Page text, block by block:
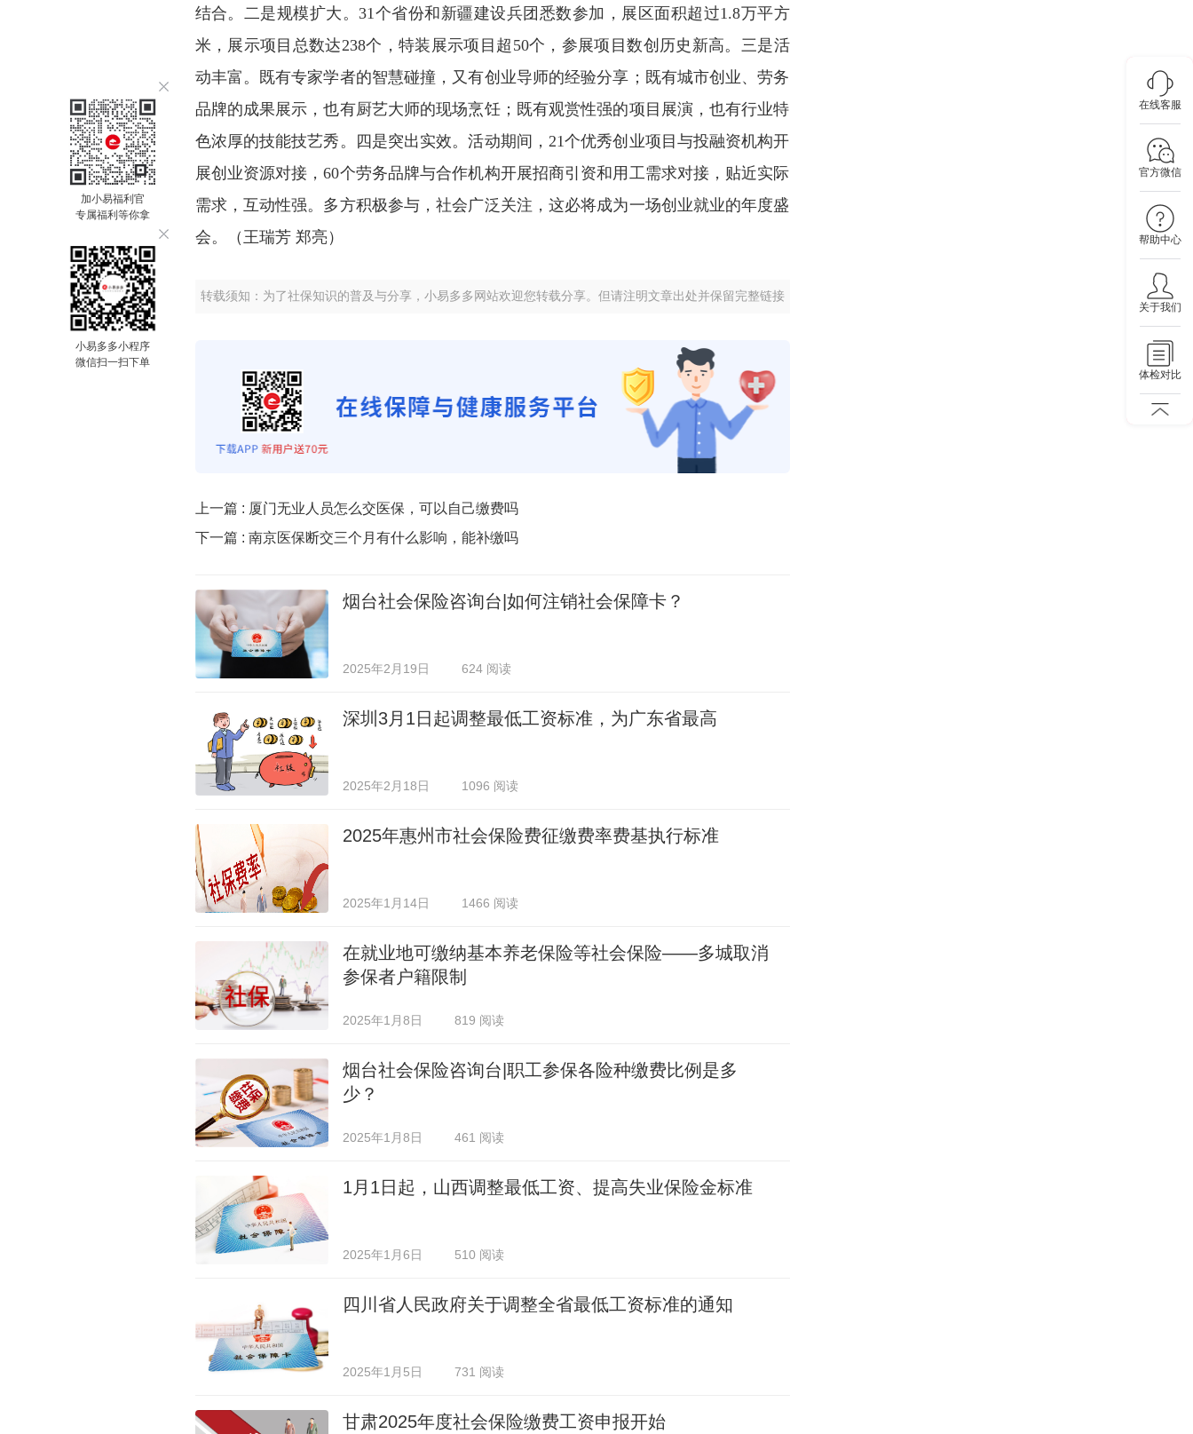
在线客服
官方微信
帮助中心
关于我们
体检对比
加小易福利官
专属福利等你拿
小易多多小程序
微信扫一扫下单
结合。二是规模扩大。31个省份和新疆建设兵团悉数参加，展区面积超过1.8万平方
米，展示项目总数达238个，特装展示项目超50个，参展项目数创历史新高。三是活
动丰富。既有专家学者的智慧碰撞，又有创业导师的经验分享；既有城市创业、劳务
品牌的成果展示，也有厨艺大师的现场烹饪；既有观赏性强的项目展演，也有行业特
色浓厚的技能技艺秀。四是突出实效。活动期间，21个优秀创业项目与投融资机构开
展创业资源对接，60个劳务品牌与合作机构开展招商引资和用工需求对接，贴近实际
需求，互动性强。多方积极参与，社会广泛关注，这必将成为一场创业就业的年度盛
会。（王瑞芳 郑亮）
转载须知：为了社保知识的普及与分享，小易多多网站欢迎您转载分享。但请注明文章出处并保留完整链接
上一篇 : 厦门无业人员怎么交医保，可以自己缴费吗
下一篇 : 南京医保断交三个月有什么影响，能补缴吗
烟台社会保险咨询台|如何注销社会保障卡？
2025年2月19日 624 阅读
深圳3月1日起调整最低工资标准，为广东省最高
2025年2月18日 1096 阅读
2025年惠州市社会保险费征缴费率费基执行标准
2025年1月14日 1466 阅读
在就业地可缴纳基本养老保险等社会保险——多城取消
参保者户籍限制
2025年1月8日 819 阅读
烟台社会保险咨询台|职工参保各险种缴费比例是多
少？
2025年1月8日 461 阅读
1月1日起，山西调整最低工资、提高失业保险金标准
2025年1月6日 510 阅读
四川省人民政府关于调整全省最低工资标准的通知
2025年1月5日 731 阅读
甘肃2025年度社会保险缴费工资申报开始